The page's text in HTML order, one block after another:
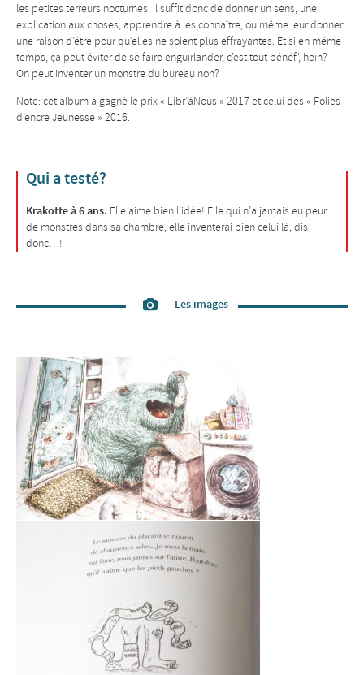
les petites terreurs nocturnes. Il suffit donc de donner un sens, une
explication aux choses, apprendre à les connaître, ou même leur donner
une raison d’être pour qu’elles ne soient plus effrayantes. Et si en même
temps, ça peut éviter de se faire enguirlander, c’est tout bénéf’, hein?
On peut inventer un monstre du bureau non?
Note: cet album a gagné le prix « Libr’àNous » 2017 et celui des « Folies
d’encre Jeunesse » 2016.
Qui a testé?
Krakotte à 6 ans. Elle aime bien l’idée! Elle qui n’a jamais eu peur
de monstres dans sa chambre, elle inventerai bien celui là, dis
donc…!
Les images